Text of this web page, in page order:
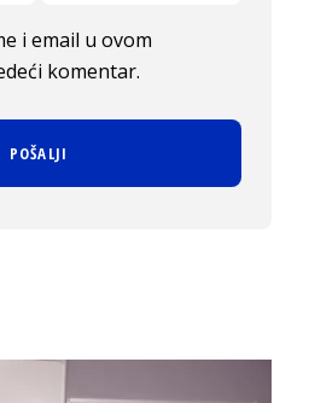
i email u ovom
komentar.